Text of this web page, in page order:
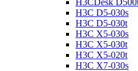
H3C D5-030s
H3C D5-030t
H3C X5-030s
H3C X5-030t
H3C X5-020t
H3C X7-030s